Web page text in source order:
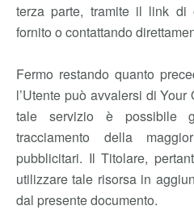
terza parte, tramite il link di
fornito o contattando
Fermo restando quanto
l’Utente può avvalersi di
tale servizio è possibile
tracciamento della
pubblicitari. Il Titolare,
utilizzare tale risorsa in
dal presente documento.